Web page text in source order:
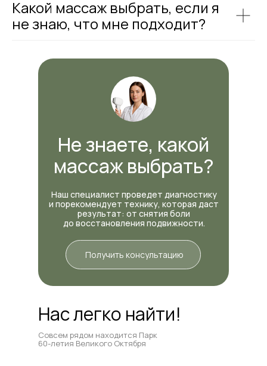
Какой массаж выбрать, если я
не знаю, что мне подходит?
Получить консультацию
Не знаете, какой
массаж выбрать?
Наш специалист проведет диагностику
и порекомендует технику, которая даст
результат: от снятия боли
до восстановления подвижности.
Нас легко найти!
Совсем рядом находится Парк
60-летия Великого Октября